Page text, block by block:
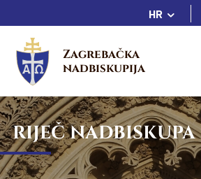
HR
Zagrebačka
nadbiskupija
RIJEČ NADBISKUPA